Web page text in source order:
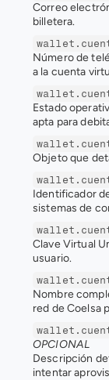
Correo
billetera.
Número de
a la cuenta
Estado
apta para
Objeto que
Identificador
sistemas de
Clave Virtual
usuario.
Nombre
red de Coelsa
OPCIONAL
Descripción
intentar